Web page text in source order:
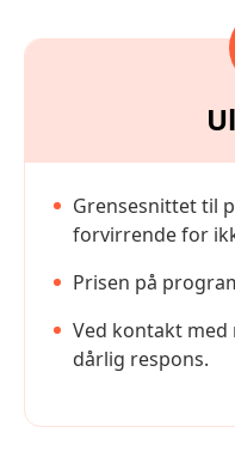
Grensesnittet til
forvirrende for
Prisen på
Ved kontakt
dårlig respons.